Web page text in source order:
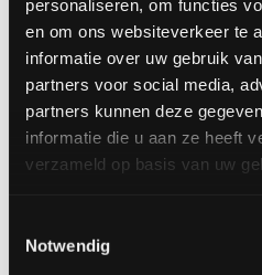
personaliseren, om functies
en om ons websiteverkeer te
informatie over uw gebruik
partners voor social media,
partners kunnen deze
informatie die u aan ze heeft
verzameld op basis van uw
Notwendig
unseren Showroom in Venlo
perfekten Esstisch nach Ihren
180 x 110 cm
200 x 110 cm
220 x 110 cm
240 x 110 cm
Möchtest du dir dieses Produkt